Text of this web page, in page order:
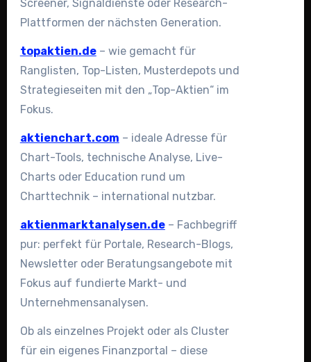
Screener, Signaldienste oder Research-
Plattformen der nächsten Generation.
topaktien.de– wie gemacht für
Ranglisten, Top-Listen, Musterdepots und
Strategieseiten mit den „Top-Aktien“ im
Fokus.
aktienchart.com – ideale Adresse für
Chart-Tools, technische Analyse, Live-
Charts oder Education rund um
Charttechnik – international nutzbar.
aktienmarktanalysen.de– Fachbegriff
pur: perfekt für Portale, Research-Blogs,
Newsletter oder Beratungsangebote mit
Fokus auf fundierte Markt- und
Unternehmensanalysen.
Ob als einzelnes Projekt oder als Cluster
für ein eigenes Finanzportal – diese